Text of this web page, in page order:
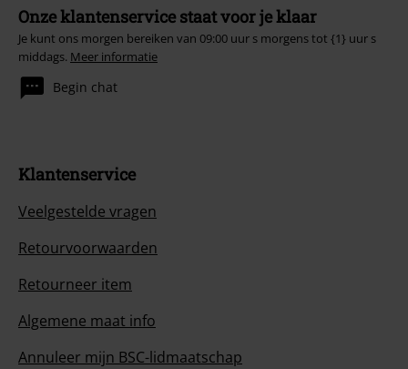
Onze klantenservice staat voor je klaar
Je kunt ons morgen bereiken van 09:00 uur s morgens tot {1} uur s
middags. Meer informatie
Begin chat
Klantenservice
Veelgestelde vragen
Retourvoorwaarden
Retourneer item
Algemene maat info
Annuleer mijn BSC-lidmaatschap